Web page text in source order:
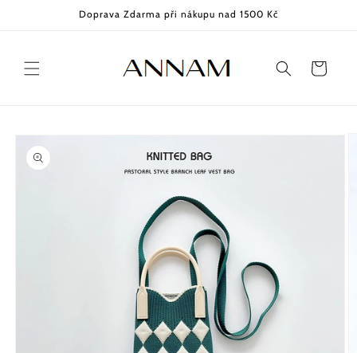
Doprava Zdarma při nákupu nad 1500 Kč
Košík
informace
produktu